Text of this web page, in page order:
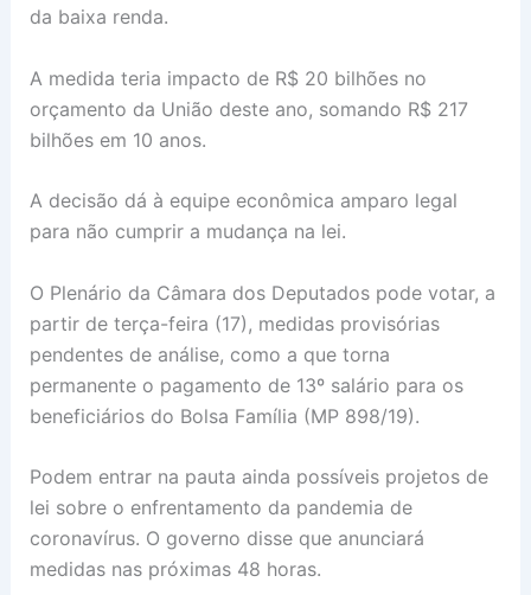
da baixa renda.
A medida teria impacto de R$ 20 bilhões no
orçamento da União deste ano, somando R$ 217
bilhões em 10 anos.
A decisão dá à equipe econômica amparo legal
para não cumprir a mudança na lei.
O Plenário da Câmara dos Deputados pode votar, a
partir de terça-feira (17), medidas provisórias
pendentes de análise, como a que torna
permanente o pagamento de 13º salário para os
beneficiários do Bolsa Família (MP 898/19).
Podem entrar na pauta ainda possíveis projetos de
lei sobre o enfrentamento da pandemia de
coronavírus. O governo disse que anunciará
medidas nas próximas 48 horas.